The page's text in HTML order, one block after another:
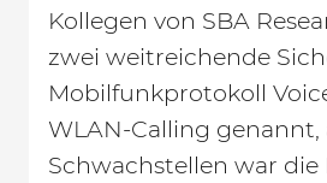
Kollegen von SBA
zwei weitreichende
Mobilfunkprotokoll
WLAN-Calling
Schwachstellen war